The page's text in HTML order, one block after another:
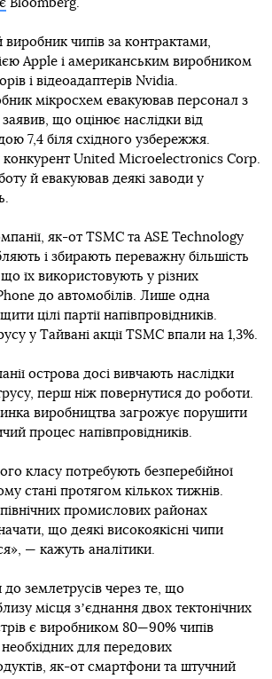
Bloomberg.
чипів за контрактами,
Apple і американським виробником
і відеоадаптерів Nvidia.
мікросхем евакуював персонал з
що оцінює наслідки від
7,4 біля східного узбережжя.
United Microelectronics Corp.
й евакуював деякі заводи у
як-от TSMC та ASE Technology
і збирають переважну більшість
що їх використовують у різних
до автомобілів. Лише одна
цілі партії напівпровідників.
у Тайвані акції TSMC впали на 1,3%.
острова досі вивчають наслідки
перш ніж повернутися до роботи.
виробництва загрожує порушити
процес напівпровідників.
класу потребують безперебійної
стані протягом кількох тижнів.
промислових районах
що деякі високоякісні чипи
— кажуть аналітики.
землетрусів через те, що
місця зʼєднання двох тектонічних
є виробником 80—90% чипів
для передових
як-от смартфони та штучний